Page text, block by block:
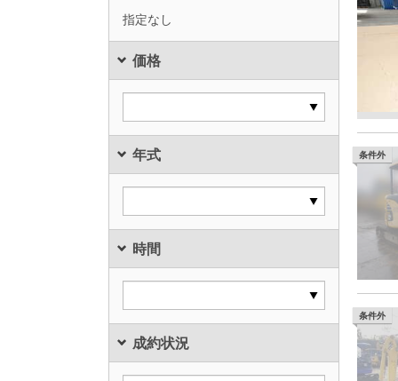
指定なし
価格
年式
時間
成約状況
条件外
条件外